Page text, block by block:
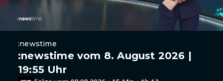
:newstime
:newstime vom 8. August 2026 |
19:55 Uhr